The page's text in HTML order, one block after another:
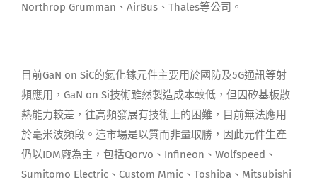
Northrop Grumman、AirBus、Thales等公司。
目前GaN on SiC的氮化鎵元件主要用於國防及5G通訊等射
頻應用，GaN on Si技術雖然製造成本較低，但因矽基板散
熱能力較差，往高頻發展有技術上的困難，目前無法應用
於毫米波頻段。這市場是以質而非量取勝，因此元件生產
仍以IDM廠為主，包括Qorvo、Infineon、Wolfspeed、
Sumitomo Electric、Custom Mmic、Toshiba、Mitsubishi